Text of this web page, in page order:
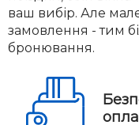
ваш вибір. Але
замовлення - тим
бронювання.